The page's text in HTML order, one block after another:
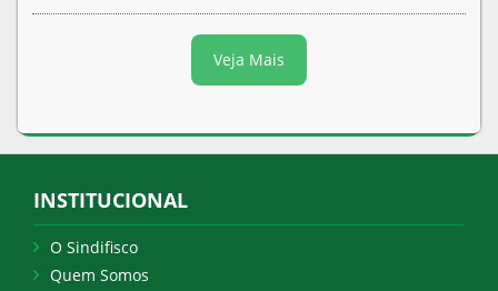
Veja Mais
INSTITUCIONAL
O Sindifisco
Quem Somos